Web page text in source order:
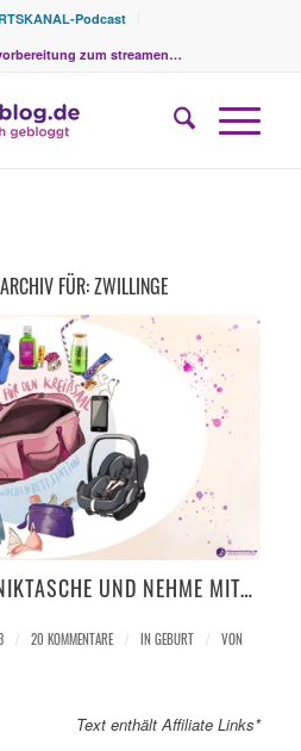
Podcast
zum streamen…
FÜR:ZWILLINGE
UND NEHME MIT…
/ 20 KOMMENTARE / IN GEBURT /
VON
Text enthält Affiliate Links*